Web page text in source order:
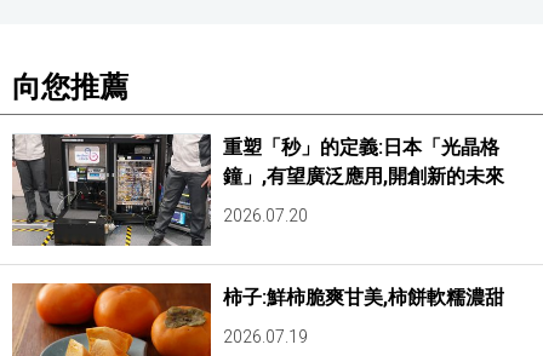
向您推薦
重塑「秒」的定義:日本「光晶格
鐘」,有望廣泛應用,開創新的未來
2026.07.20
柿子:鮮柿脆爽甘美,柿餅軟糯濃甜
2026.07.19